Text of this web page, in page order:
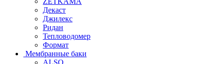
Декаст
Джилекс
Ридан
Тепловодомер
Формат
Мембранные баки
ALSO